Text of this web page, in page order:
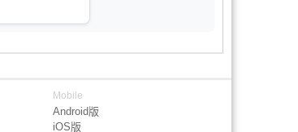
Mobile
Android版
iOS版